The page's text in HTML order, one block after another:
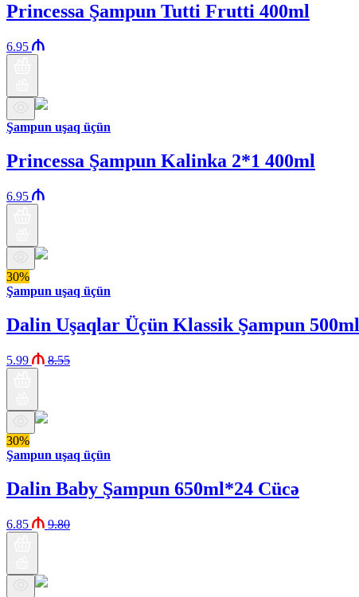
Princessa Şampun Tutti Frutti 400ml
6.95
Şampun uşaq üçün
Princessa Şampun Kalinka 2*1 400ml
6.95
30%
Şampun uşaq üçün
Dalin Uşaqlar Üçün Klassik Şampun 500ml
5.99 8.55
30%
Şampun uşaq üçün
Dalin Baby Şampun 650ml*24 Cücə
6.85 9.80